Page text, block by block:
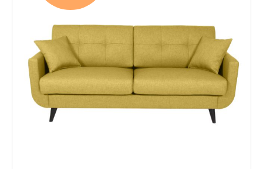
Makuuhuone
Pöydät ja tuolit
Säilytys
Työpöydät ja työtuolit